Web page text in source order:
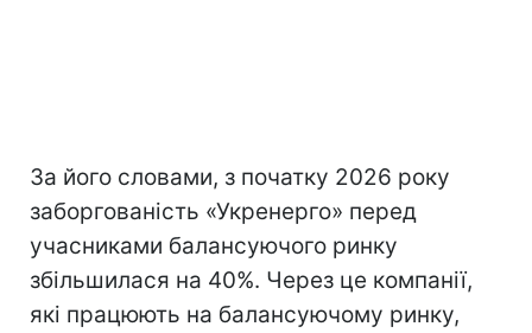
За його словами, з початку 2026 року
заборгованість «Укренерго» перед
учасниками балансуючого ринку
збільшилася на 40%. Через це компанії,
які працюють на балансуючому ринку,